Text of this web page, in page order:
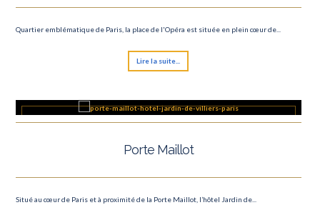
Quartier emblématique de Paris, la place de l'Opéra est située en plein cœur de...
Lire la suite...
Porte Maillot
Situé au cœur de Paris et à proximité de la Porte Maillot, l’hôtel Jardin de...